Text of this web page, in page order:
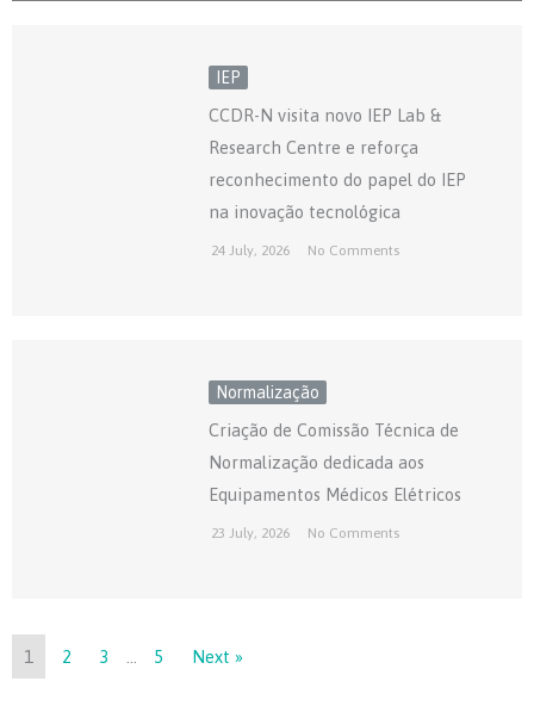
IEP
CCDR-N visita novo IEP Lab &
Research Centre e reforça
reconhecimento do papel do IEP
na inovação tecnológica
24 July, 2026 No Comments
Normalização
Criação de Comissão Técnica de
Normalização dedicada aos
Equipamentos Médicos Elétricos
23 July, 2026 No Comments
1 2 3 5 Next »